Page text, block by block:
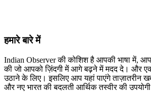
हमारे बारे में
Indian Observer की कोशिश है आपकी भाषा में,
की जो आपको ज़िंदगी में आगे बढ़ने में मदद दे। और
उठाने के लिए। इसलिए आप यहां पाएंगे ताज़ातरीन
और नए भारत की बदलती आर्थिक तस्वीर की उपयोगी